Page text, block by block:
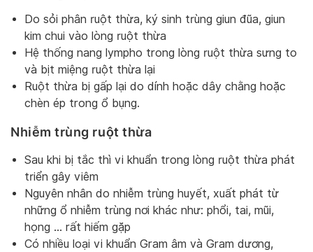
Do sỏi phân ruột thừa, ký sinh trùng giun đũa, giun
kim chui vào lòng ruột thừa
Hệ thống nang lympho trong lòng ruột thừa sưng to
và bịt miệng ruột thừa lại
Ruột thừa bị gấp lại do dính hoặc dây chằng hoặc
chèn ép trong ổ bụng.
Nhiễm trùng ruột thừa
Sau khi bị tắc thì vi khuẩn trong lòng ruột thừa phát
triển gây viêm
Nguyên nhân do nhiễm trùng huyết, xuất phát từ
những ổ nhiễm trùng nơi khác như: phổi, tai, mũi,
họng … rất hiếm gặp
Có nhiều loại vi khuẩn Gram âm và Gram dương,